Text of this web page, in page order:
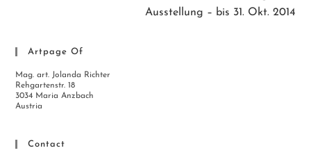
Ausstellung – bis 31. Okt. 2014
Artpage Of
Mag. art. Jolanda Richter
Rehgartenstr. 18
3034 Maria Anzbach
Austria
Contact